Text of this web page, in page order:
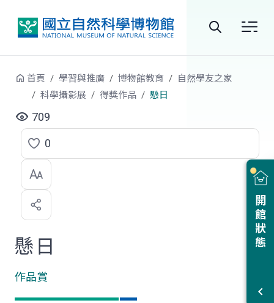
站
開館狀態
首頁 學習與推廣 博物館教育
自然學友之家
科學攝影展
得獎作品 懸日
709
點
選
喜
歡
0
懸日
作品賞